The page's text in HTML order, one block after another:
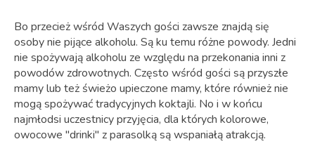
Bo przecież wśród Waszych gości zawsze znajdą się
osoby nie pijące alkoholu. Są ku temu różne powody. Jedni
nie spożywają alkoholu ze względu na przekonania inni z
powodów zdrowotnych. Często wśród gości są przyszłe
mamy lub też świeżo upieczone mamy, które również nie
mogą spożywać tradycyjnych koktajli. No i w końcu
najmłodsi uczestnicy przyjęcia, dla których kolorowe,
owocowe "drinki" z parasolką są wspaniałą atrakcją.